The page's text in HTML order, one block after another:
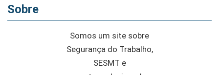
Sobre
Somos um site sobre
Segurança do Trabalho,
SESMT e